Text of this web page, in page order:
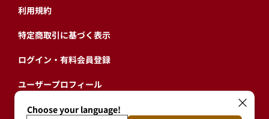
利用規約
特定商取引に基づく表示
ログイン・有料会員登録
ユーザープロフィール
会員情報引継ぎ